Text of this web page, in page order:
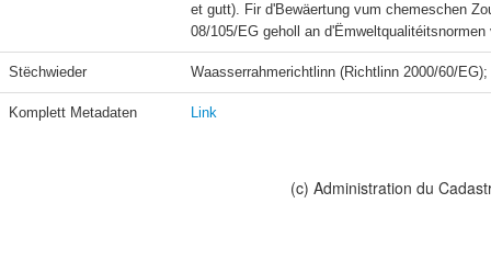
et gutt). Fir d'Bewäertung vum chemeschen
08/105/EG geholl an
Stëchwieder Waasserrahmerichtlinn (Richtlinn 2000/60/
Komplett Metadaten Link
(c) Administration du